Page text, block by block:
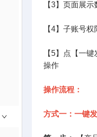
【3】页面展
【4】子账号
【5】点【一
操作
操作流程：
方式一：一键